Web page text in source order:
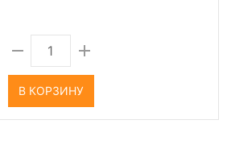
В КОРЗИНУ